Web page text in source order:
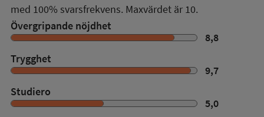
med 100% svarsfrekvens. Maxvärdet är 10.
Övergripande nöjdhet
8,8
Trygghet
9,7
Studiero
5,0